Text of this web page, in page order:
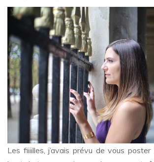
Les fiiiilles, j’avais prévu de vous